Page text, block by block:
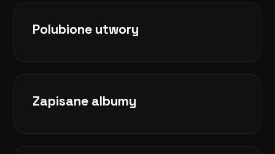
Polubione utwory
Zapisane albumy